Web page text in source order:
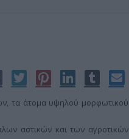
τα άτομα υψηλού μορφωτικού
αστικών και των αγροτικών